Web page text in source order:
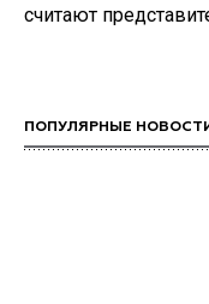
считают
ПОПУЛЯРНЫЕ